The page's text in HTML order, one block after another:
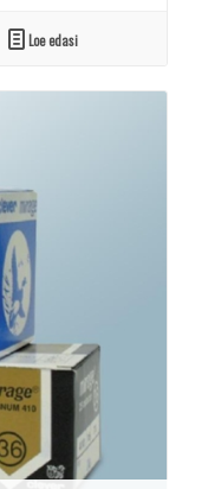
Loe edasi